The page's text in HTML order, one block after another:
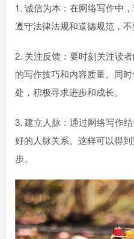
1. 诚信为本：在网络写作中
遵守法律法规和道德规范，不
2. 关注反馈：要时刻关注读
的写作技巧和内容质量。同
处，积极寻求进步和成长。
3. 建立人脉：通过网络写作
好的人脉关系。这样可以得
步。